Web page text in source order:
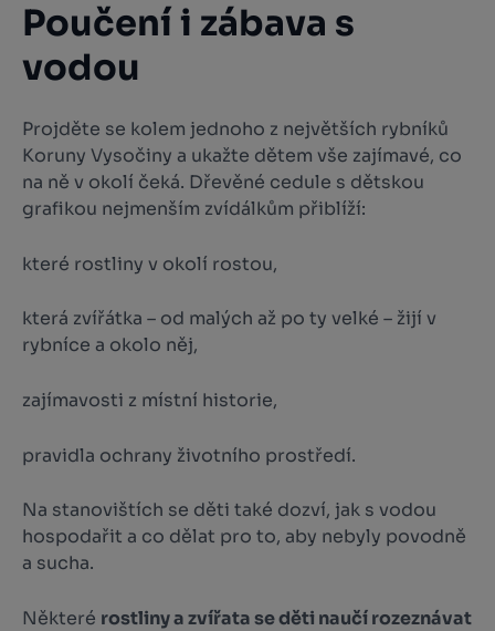
Poučení i zábava s
vodou
Projděte se kolem jednoho z největších rybníků
Koruny Vysočiny a ukažte dětem vše zajímavé, co
na ně v okolí čeká. Dřevěné cedule s dětskou
grafikou nejmenším zvídálkům přiblíží:
které rostliny v okolí rostou,
která zvířátka – od malých až po ty velké – žijí v
rybníce a okolo něj,
zajímavosti z místní historie,
pravidla ochrany životního prostředí.
Na stanovištích se děti také dozví, jak s vodou
hospodařit a co dělat pro to, aby nebyly povodně
a sucha.
Některé rostliny a zvířata se děti naučí rozeznávat